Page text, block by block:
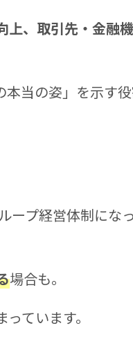
、取引先・金融機
当の姿」を示す役
ープ経営体制にな
場合も。
ています。